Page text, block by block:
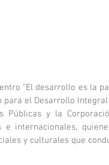
“El desarrollo es la
para el Desarrollo
y la
internacionales,
y culturales que